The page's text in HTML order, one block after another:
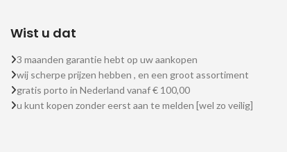
Wist u dat
3 maanden garantie hebt op uw aankopen
wij scherpe prijzen hebben , en een groot assortiment
gratis porto in Nederland vanaf € 100,00
u kunt kopen zonder eerst aan te melden [wel zo veilig]